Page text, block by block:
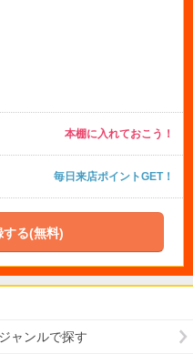
本棚に入れておこう！
毎日来店ポイントGET！
る(無料)
ジャンルで探す